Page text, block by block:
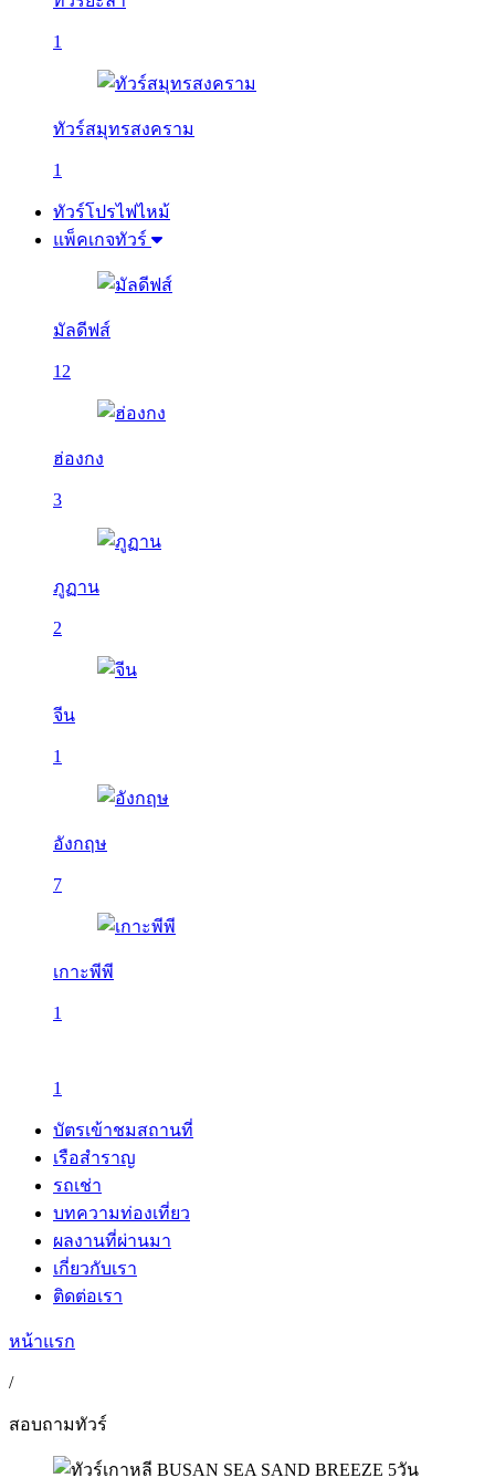
1
ทัวร์สมุทรสงคราม
1
ทัวร์โปรไฟไหม้
แพ็คเกจทัวร์
มัลดีฟส์
12
ฮ่องกง
3
ภูฏาน
2
จีน
1
อังกฤษ
7
เกาะพีพี
1
1
บัตรเข้าชมสถานที่
เรือสำราญ
รถเช่า
บทความท่องเที่ยว
ผลงานที่ผ่านมา
เกี่ยวกับเรา
ติดต่อเรา
หน้าแรก
/
สอบถามทัวร์